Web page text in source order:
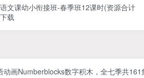
文课幼小衔接班-春季班12课时(资源合计
载
动画Numberblocks数字积木，全七季共